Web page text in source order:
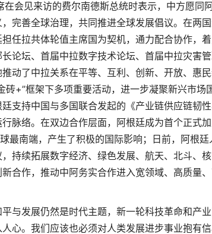
会见来访的费尔南德斯总统时表示，中方愿同
完善全球治理，共同推进全球发展倡议。在两
任拉共体轮值主席国为契机，通力配合协作，
论坛、首届中拉数字技术论坛、首届中拉灾害
动了中拉关系在平等、互利、创新、开放、惠
砖+”框架下多项重要活动，进一步凝聚新兴市场
支持中国与多国联合发起的《产业链供应链韧
脉络。在双边合作层面，阿根廷成为首个正式
最南端，产生了积极的国际影响；日前，阿根
持续拓展数字经济、绿色发展、航天、北斗、
合作，推动中阿务实合作进入宽领域、高质量
与发展仍然是时代主题，新一轮科技革命和产
心。我们应该也必须对人类发展进步事业抱有